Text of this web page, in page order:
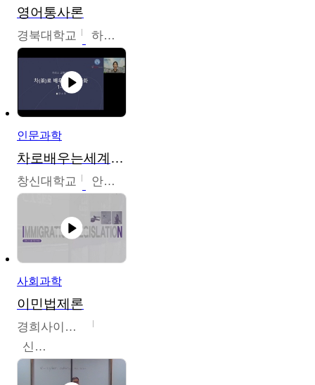
영어통사론
경북대학교 하승완
인문과학
차로배우는세계문화
창신대학교 안소영
사회과학
이민법제론
경희사이버대학교
신광수